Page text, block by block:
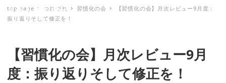
ミナトノキズナ
top page つれづれ 習慣化の会
【習慣化の会】月次レビュー9月度：
振り返りそして修正を！
【習慣化の会】月次レビュー9月
度：振り返りそして修正を！